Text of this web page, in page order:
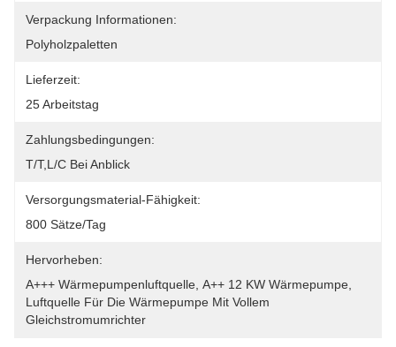
Verpackung Informationen:
Polyholzpaletten
Lieferzeit:
25 Arbeitstag
Zahlungsbedingungen:
T/T,L/C Bei Anblick
Versorgungsmaterial-Fähigkeit:
800 Sätze/Tag
Hervorheben:
A+++ Wärmepumpenluftquelle A++ 12 KW Wärmepumpe
Luftquelle Für Die Wärmepumpe Mit Vollem
Gleichstromumrichter